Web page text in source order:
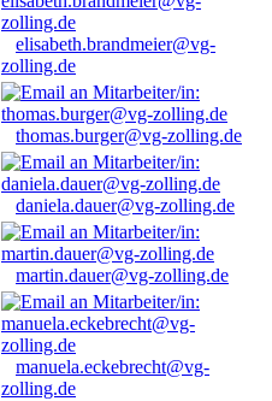
elisabeth.brandmeier@vg-
zolling.de
thomas.burger@vg-zolling.de
daniela.dauer@vg-zolling.de
martin.dauer@vg-zolling.de
manuela.eckebrecht@vg-
zolling.de